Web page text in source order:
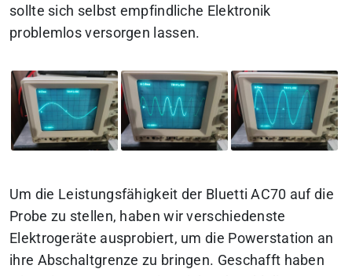
sollte sich selbst empfindliche Elektronik
problemlos versorgen lassen.
Um die Leistungsfähigkeit der Bluetti AC70 auf die
Probe zu stellen, haben wir verschiedenste
Elektrogeräte ausprobiert, um die Powerstation an
ihre Abschaltgrenze zu bringen. Geschafft haben